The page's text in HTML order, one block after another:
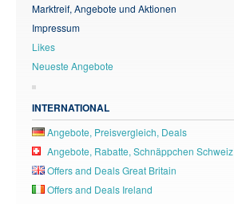
Marktreif, Angebote und Aktionen
Impressum
Likes
Neueste Angebote
INTERNATIONAL
Angebote, Preisvergleich, Deals
Angebote, Rabatte, Schnäppchen Schweiz
Offers and Deals Great Britain
Offers and Deals Ireland